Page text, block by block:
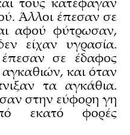
Άλλοι έπεσαν σε
αφού φύτρωσαν,
είχαν υγρασία.
σε έδαφος
και όταν
τα αγκάθια.
στην εύφορη γη
εκατό φορές